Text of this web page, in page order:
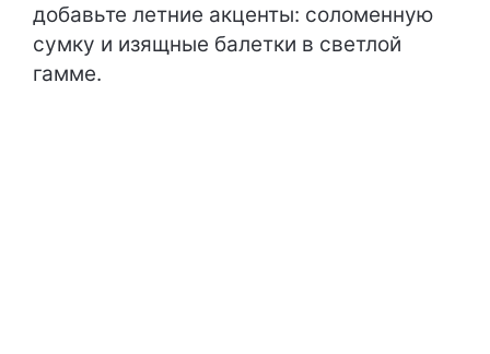
добавьте летние акценты: соломенную
сумку и изящные балетки в светлой
гамме.